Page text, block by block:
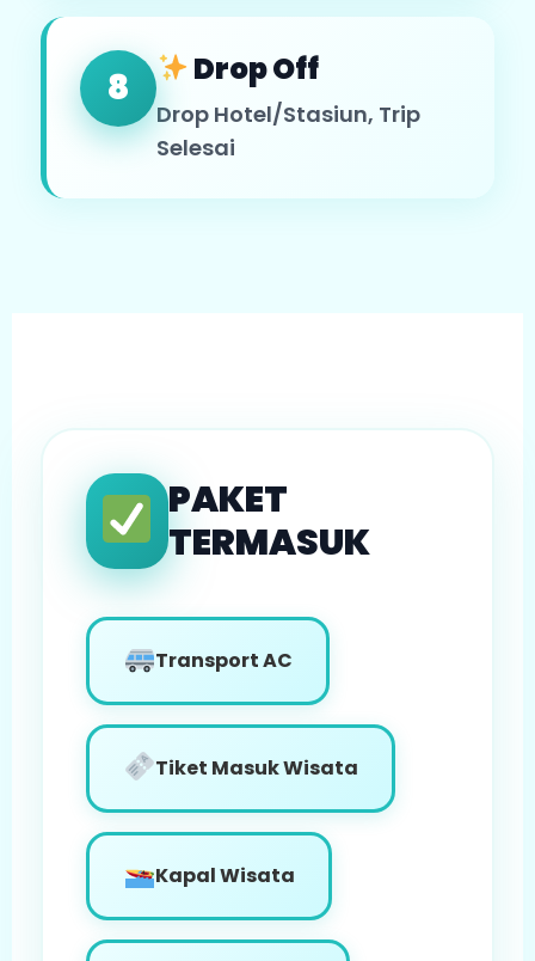
8 Drop Off
Drop Hotel/Stasiun, Trip
Selesai
PAKET
TERMASUK
Transport AC
Tiket Masuk Wisata
Kapal Wisata